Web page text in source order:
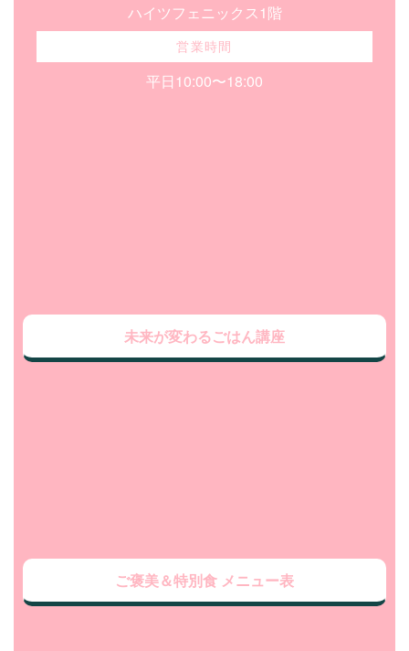
ハイツフェニックス1階
営業時間
平日10:00〜18:00
未来が変わるごはん講座
ご褒美＆特別食 メニュー表